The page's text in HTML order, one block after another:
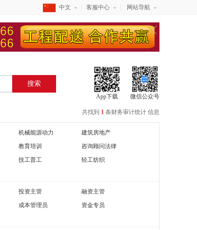
中文 客服中心 网站导航
搜索
App下载 微信公众号
共找到 1 条财务审计统计 信息
机械能源动力
建筑房地产
教育培训
咨询顾问法律
技工普工
轻工纺织
投资主管
融资主管
成本管理员
资金专员